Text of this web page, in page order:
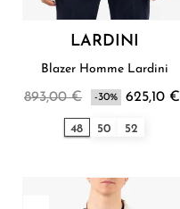
LARDINI
Blazer Homme Lardini
893,00 € -30% 625,10 €
48 50 52